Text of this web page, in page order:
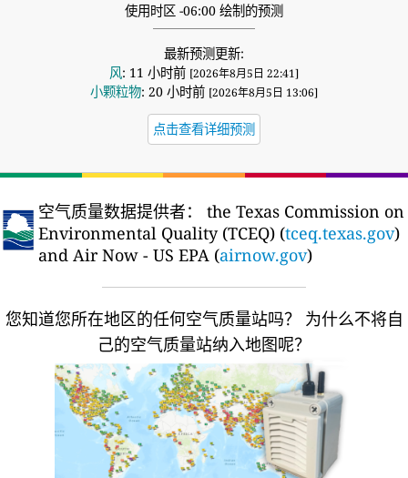
使用时区 -06:00 绘制的预测
最新预测更新:
风: 11 小时前 [2026年8月5日 22:41]
小颗粒物: 20 小时前 [2026年8月5日 13:06]
点击查看详细预测
空气质量数据提供者：
the Texas Commission on
Environmental Quality (TCEQ) (tceq.texas.gov)
and Air Now - US EPA (airnow.gov)
您知道您所在地区的任何空气质量站吗？
为什么不将自
己的空气质量站纳入地图呢？